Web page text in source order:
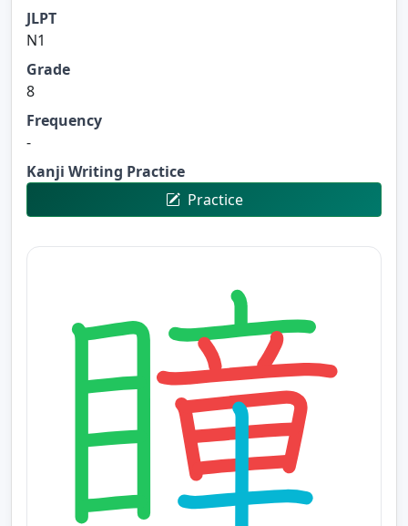
JLPT
N1
Grade
8
Frequency
-
Kanji Writing Practice
Practice